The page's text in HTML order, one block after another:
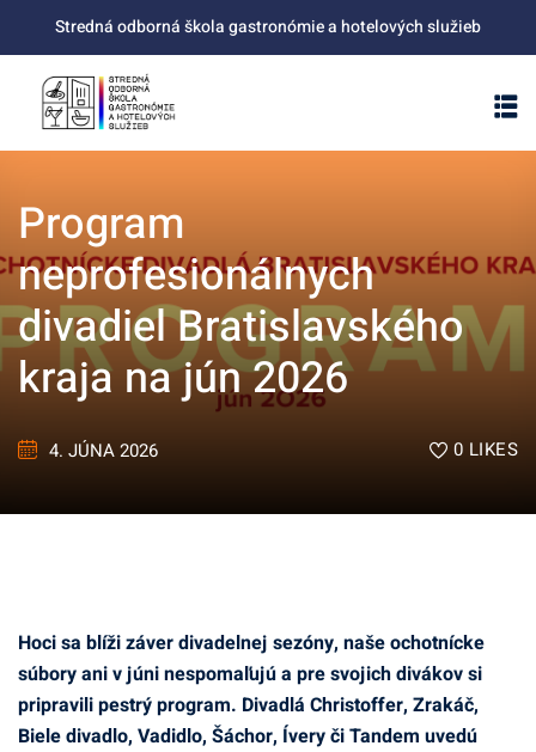
content
Stredná odborná škola gastronómie a hotelových služieb
Program
neprofesionálnych
divadiel Bratislavského
kraja na jún 2026
4. JÚNA 2026 0 LIKES
Hoci sa blíži záver divadelnej sezóny, naše ochotnícke
súbory ani v júni nespomaľujú a pre svojich divákov si
pripravili pestrý program. Divadlá Christoffer, Zrakáč,
Biele divadlo, Vadidlo, Šáchor, Ívery či Tandem uvedú